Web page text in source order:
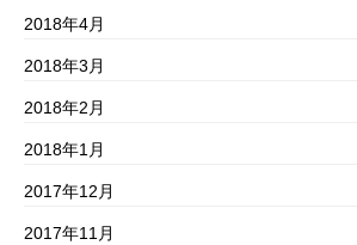
2018年4月
2018年3月
2018年2月
2018年1月
2017年12月
2017年11月